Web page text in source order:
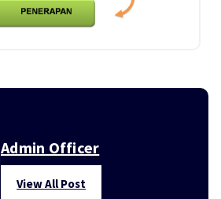
Admin Officer
View All Post